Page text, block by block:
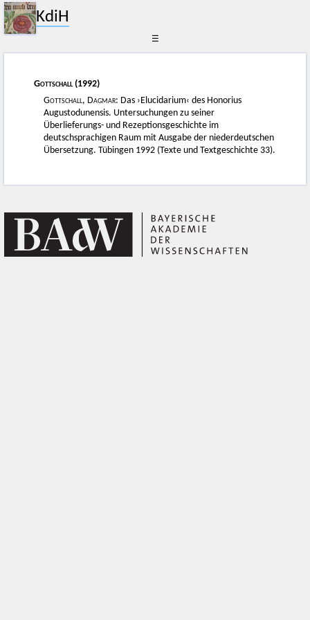
KdiH
☰
Gottschall (1992)
Gottschall, Dagmar: Das ›Elucidarium‹ des Honorius
Augustodunensis. Untersuchungen zu seiner
Überlieferungs- und Rezeptionsgeschichte im
deutschsprachigen Raum mit Ausgabe der niederdeutschen
Übersetzung. Tübingen 1992 (Texte und Textgeschichte 33).